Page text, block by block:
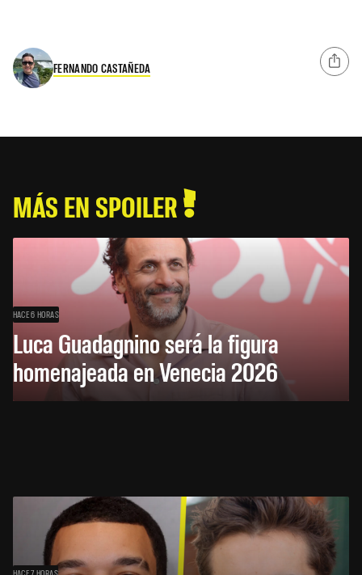
FERNANDO CASTAÑEDA
MÁS EN SPOILER
HACE 6 HORAS
Luca Guadagnino será la figura
homenajeada en Venecia 2026